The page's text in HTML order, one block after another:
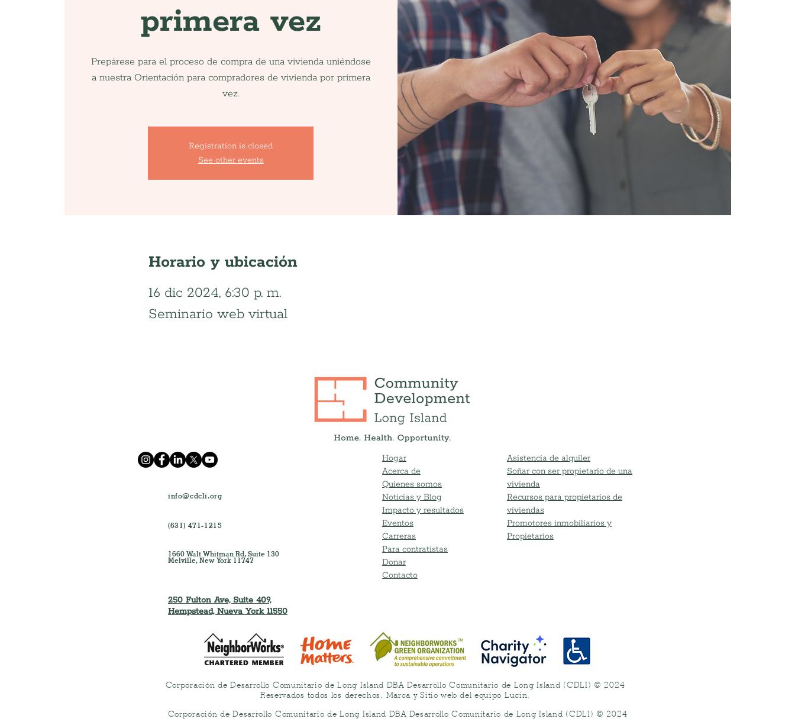
primera vez
Prepárese para el proceso de compra de una vivienda uniéndose
a nuestra Orientación para compradores de vivienda por primera
vez.
Registration is closed
See other events
Horario y ubicación
16 dic 2024, 6:30 p. m.
Seminario web virtual
info@cdcli.org
(631) 471-1215
1660 Walt Whitman Rd, Suite 130
Melville, New York 11747
250 Fulton Ave, Suite 409,
Hempstead, Nueva York 11550
Hogar
Acerca de
Quienes somos
Noticias y Blog
Impacto y resultados
Eventos
Carreras
Para contratistas
Donar
Contacto
Asistencia de alquiler
Soñar con ser propietario de una
vivienda
Recursos para propietarios de
viviendas
Promotores inmobiliarios y
Propietarios
Corporación de Desarrollo Comunitario de Long Island DBA Desarrollo Comunitario de Long Island (CDLI) © 2024
Reservados todos los derechos. Marca y Sitio web del equipo Lucin.
Corporación de Desarrollo Comunitario de Long Island DBA Desarrollo Comunitario de Long Island (CDLI) © 2024